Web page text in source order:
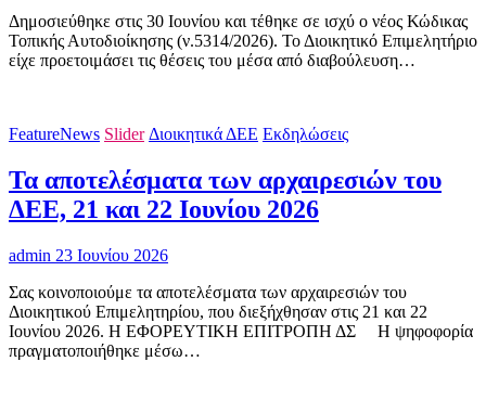
Δημοσιεύθηκε στις 30 Ιουνίου και τέθηκε σε ισχύ ο νέος Κώδικας
Τοπικής Αυτοδιοίκησης (ν.5314/2026). Το Διοικητικό Επιμελητήριο
είχε προετοιμάσει τις θέσεις του μέσα από διαβούλευση…
FeatureNews Slider Διοικητικά ΔΕΕ Εκδηλώσεις
Τα αποτελέσματα των αρχαιρεσιών του
ΔΕΕ, 21 και 22 Ιουνίου 2026
admin 23 Ιουνίου 2026
Σας κοινοποιούμε τα αποτελέσματα των αρχαιρεσιών του
Διοικητικού Επιμελητηρίου, που διεξήχθησαν στις 21 και 22
Ιουνίου 2026. Η ΕΦΟΡΕΥΤΙΚΗ ΕΠΙΤΡΟΠΗ ΔΣ H ψηφοφορία
πραγματοποιήθηκε μέσω…